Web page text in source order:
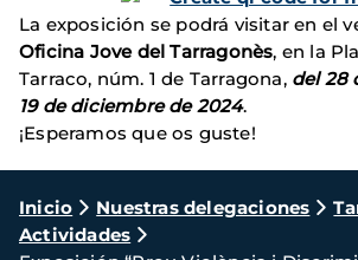
La exposición se podrá visitar en el
Oficina Jove del Tarragonès, en la
Tarraco, núm. 1 de Tarragona, del 28
19 de diciembre de 2024.
¡Esperamos que os guste!
Ruta
de
Inicio Nuestras delegaciones
Actividades